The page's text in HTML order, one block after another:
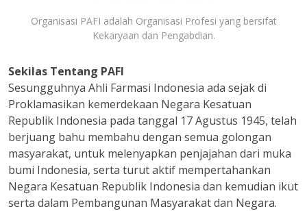
Organisasi PAFI adalah Organisasi Profesi yang bersifat
Kekaryaan dan Pengabdian.
Sekilas Tentang PAFI
Sesungguhnya Ahli Farmasi Indonesia ada sejak di
Proklamasikan kemerdekaan Negara Kesatuan
Republik Indonesia pada tanggal 17 Agustus 1945, telah
berjuang bahu membahu dengan semua golongan
masyarakat, untuk melenyapkan penjajahan dari muka
bumi Indonesia, serta turut aktif mempertahankan
Negara Kesatuan Republik Indonesia dan kemudian ikut
serta dalam Pembangunan Masyarakat dan Negara.